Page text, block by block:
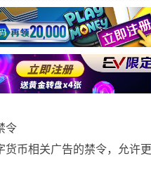
币相关广告的禁令，允许更